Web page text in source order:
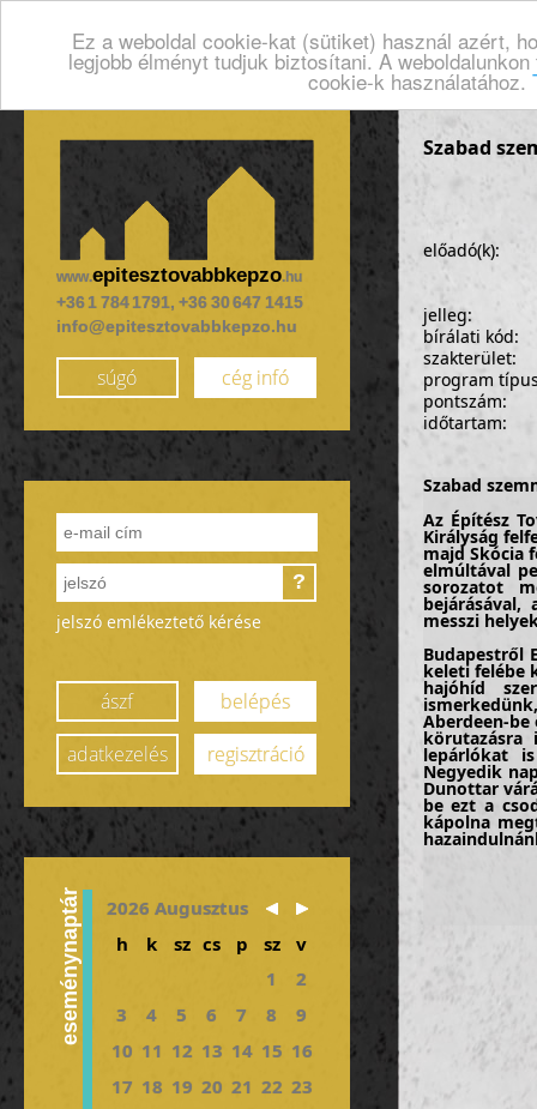
Ez a weboldal cookie-kat (sütiket) használ azért,
legjobb élményt tudjuk biztosítani. A
cookie-k használatához.
www.epitesztovabbkepzo.hu
+36 1 784 1791, +36 30 647 1415
info@epitesztovabbkepzo.hu
súgó cég infó
?
jelszó emlékeztető kérése
ászf
belépés
adatkezelés
regisztráció
eseménynaptár
2026 Augusztus
h
k sz cs p sz
v
1
2
3
4 5 6 7 8
9
10 11 12 13 14 15 16
17 18 19 20 21 22 23
Szabad
előadó(k):
jelleg:
bírálati kód:
szakterület:
program
pontszám:
időtartam:
Szabad
Az Építész
Királyság
majd Skócia
elmúltával
sorozatot
messzi
Budapestről
keleti felébe
hajóhíd
Aberdeen-
körutazásra
lepárlókat
Negyedik
Dunottar
be ezt a
kápolna